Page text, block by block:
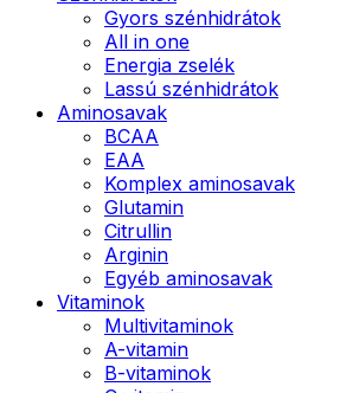
Gyors szénhidrátok
All in one
Energia zselék
Lassú szénhidrátok
Aminosavak
BCAA
EAA
Komplex aminosavak
Glutamin
Citrullin
Arginin
Egyéb aminosavak
Vitaminok
Multivitaminok
A-vitamin
B-vitaminok